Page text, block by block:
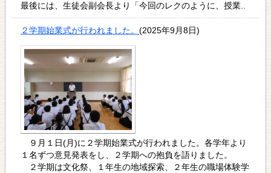
最後には、生徒会副会長より「今回のレクのように、授業..
２学期始業式が行われました。 (2025年9月8日)
９月１日(月)に２学期始業式が行われました。各学年より
１名ずつ意見発表をし、２学期への抱負を語りました。
２学期は文化祭、１年生の地域探索、２年生の職場体験学